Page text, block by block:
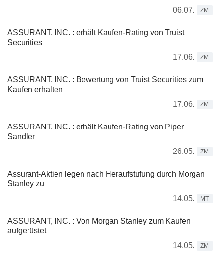
06.07.
ZM
ASSURANT, INC. : erhält Kaufen-Rating von Truist
Securities
17.06.
ZM
ASSURANT, INC. : Bewertung von Truist Securities zum
Kaufen erhalten
17.06.
ZM
ASSURANT, INC. : erhält Kaufen-Rating von Piper
Sandler
26.05.
ZM
Assurant-Aktien legen nach Heraufstufung durch Morgan
Stanley zu
14.05.
MT
ASSURANT, INC. : Von Morgan Stanley zum Kaufen
aufgerüstet
14.05.
ZM